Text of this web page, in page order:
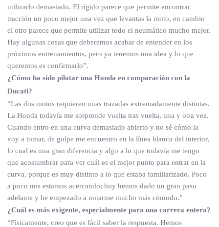
utilizarlo demasiado. El rígido parece que permite encontrar
tracción un poco mejor una vez que levantas la moto, en cambio
el otro parece que permite utilizar todo el neumático mucho mejor.
Hay algunas cosas que deberemos acabar de entender en los
próximos entrenamientos, pero ya tenemos una idea y lo que
queremos es confirmarlo”.
¿Cómo ha sido pilotar una Honda en comparación con la
Ducati?
“Las dos motos requieren unas trazadas extremadamente distintas.
La Honda todavía me sorprende vuelta tras vuelta, una y otra vez.
Cuando entro en una curva demasiado abierto y no sé cómo la
voy a tomar, de golpe me encuentro en la línea blanca del interior,
lo cual es una gran diferencia y algo a lo que todavía me tengo
que acostumbrar para ver cuál es el mejor punto para entrar en la
curva, porque es muy distinto a lo que estaba familiarizado. Poco
a poco nos estamos acercando; hoy hemos dado un gran paso
adelante y he empezado a notarme mucho más cómodo.”
¿Cuál es más exigente, especialmente para una carrera entera?
“Físicamente, creo que es fácil saber la respuesta. Hemos